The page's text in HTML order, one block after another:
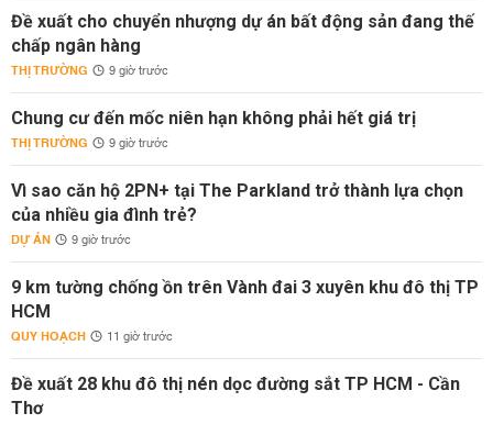
Đề xuất cho chuyển nhượng dự án bất động sản đang thế
chấp ngân hàng
THỊ TRƯỜNG 9 giờ trước
Chung cư đến mốc niên hạn không phải hết giá trị
THỊ TRƯỜNG 9 giờ trước
Vì sao căn hộ 2PN+ tại The Parkland trở thành lựa chọn
của nhiều gia đình trẻ?
DỰ ÁN 9 giờ trước
9 km tường chống ồn trên Vành đai 3 xuyên khu đô thị TP
HCM
QUY HOẠCH 11 giờ trước
Đề xuất 28 khu đô thị nén dọc đường sắt TP HCM - Cần
Thơ